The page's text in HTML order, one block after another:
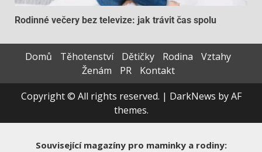
Rodinné večery bez televize: jak trávit čas spolu
Domů Těhotenství Dětičky Rodina
Vztahy
Ženám
PR
Kontakt
Copyright © All rights reserved. | DarkNews by AF
themes.
Související magazíny pro maminky a rodiny: